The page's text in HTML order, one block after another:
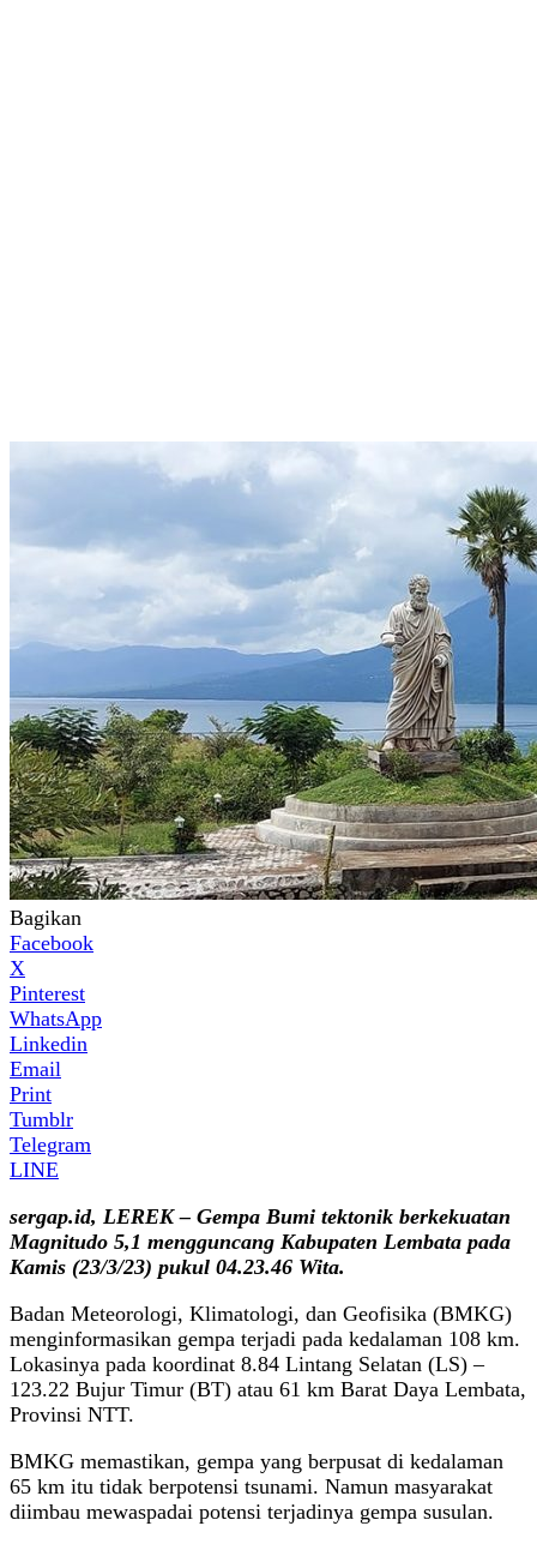
Bagikan
Facebook
X
Pinterest
WhatsApp
Linkedin
Email
Print
Tumblr
Telegram
LINE
sergap.id, LEREK – Gempa Bumi tektonik berkekuatan
Magnitudo 5,1 mengguncang Kabupaten Lembata pada
Kamis (23/3/23) pukul 04.23.46 Wita.
Badan Meteorologi, Klimatologi, dan Geofisika (BMKG)
menginformasikan gempa terjadi pada kedalaman 108 km.
Lokasinya pada koordinat 8.84 Lintang Selatan (LS) –
123.22 Bujur Timur (BT) atau 61 km Barat Daya Lembata,
Provinsi NTT.
BMKG memastikan, gempa yang berpusat di kedalaman
65 km itu tidak berpotensi tsunami. Namun masyarakat
diimbau mewaspadai potensi terjadinya gempa susulan.